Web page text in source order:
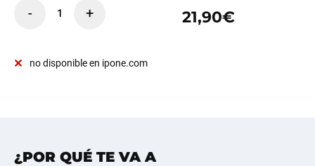
- 1 + 21,90€
no disponible en ipone.com
¿POR QUÉ TE VA A